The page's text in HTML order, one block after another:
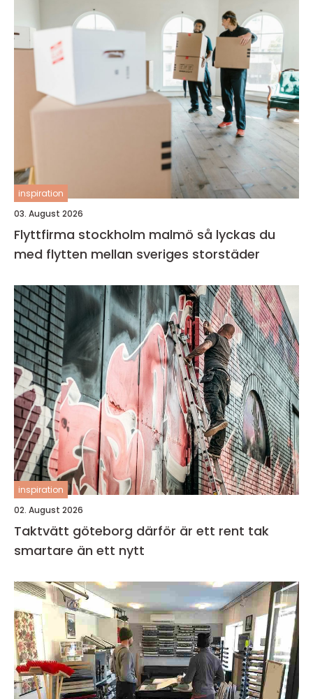
inspiration
03. August 2026
Flyttfirma stockholm malmö så lyckas du
med flytten mellan sveriges storstäder
inspiration
02. August 2026
Taktvätt göteborg därför är ett rent tak
smartare än ett nytt